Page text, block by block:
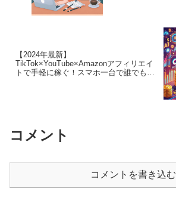
【2024年最新】
TikTok×YouTube×Amazonアフィリエイ
トで手軽に稼ぐ！スマホ一台で誰でもで
コメント
コメントを書き込む